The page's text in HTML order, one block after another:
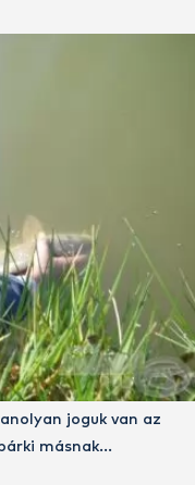
joguk van az
másnak…